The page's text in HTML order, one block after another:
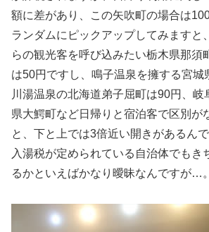
額に差があり、この矢吹町の場合は
ランダムにピックアップしてみますと
らの観光客を呼び込みたい栃木県那須
は50円ですし、鳴子温泉を擁する宮城
川湯温泉の北海道弟子屈町は90円、岐
県大鰐町など日帰りと宿泊客で区別が
と、下と上では3倍近い開きがあるん
入湯税が定められている自治体でもき
るかといえばかなり曖昧なんですが…。